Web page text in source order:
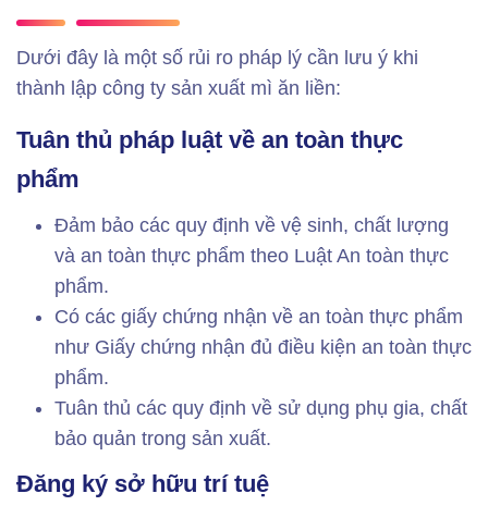
Dưới đây là một số rủi ro pháp lý cần lưu ý khi
thành lập công ty sản xuất mì ăn liền:
Tuân thủ pháp luật về an toàn thực
phẩm
Đảm bảo các quy định về vệ sinh, chất lượng
và an toàn thực phẩm theo Luật An toàn thực
phẩm.
Có các giấy chứng nhận về an toàn thực phẩm
như Giấy chứng nhận đủ điều kiện an toàn thực
phẩm.
Tuân thủ các quy định về sử dụng phụ gia, chất
bảo quản trong sản xuất.
Đăng ký sở hữu trí tuệ